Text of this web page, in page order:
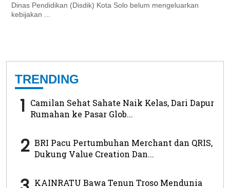
Dinas Pendidikan (Disdik) Kota Solo belum mengeluarkan
kebijakan ...
TRENDING
1 Camilan Sehat Sahate Naik Kelas, Dari Dapur
Rumahan ke Pasar Glob...
2 BRI Pacu Pertumbuhan Merchant dan QRIS,
Dukung Value Creation Dan...
KAINRATU Bawa Tenun Troso Mendunia